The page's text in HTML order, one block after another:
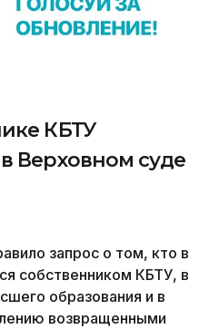
КБТУ
Верховном суде
запрос о том, кто в
собственником КБТУ, в
образования и в
возвращенными